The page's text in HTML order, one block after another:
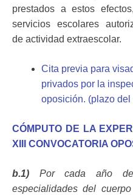
prestados a estos
servicios escolares
de actividad extraescolar.
Cita previa para
privados por la
oposición. (plazo
CÓMPUTO DE LA
XIII CONVOCATORIA
b.1) Por cada año de
especialidades del